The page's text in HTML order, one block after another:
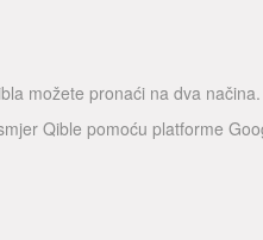
možete pronaći na dva
Qible pomoću platforme